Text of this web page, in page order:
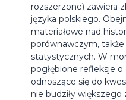
rozszerzone) zawiera
języka polskiego.
materiałowe nad
porównawczym,
statystycznych. W
pogłębione refleksje
odnoszące się do
nie budziły